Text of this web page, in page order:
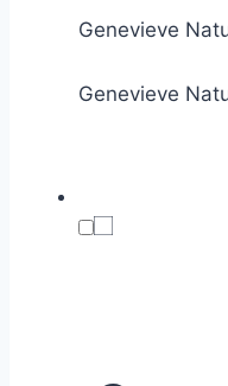
Genevieve
Genevieve